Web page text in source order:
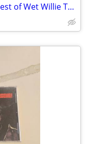
Best of Dixie Dreggs and Best of Wet Willie The Millenium Collection